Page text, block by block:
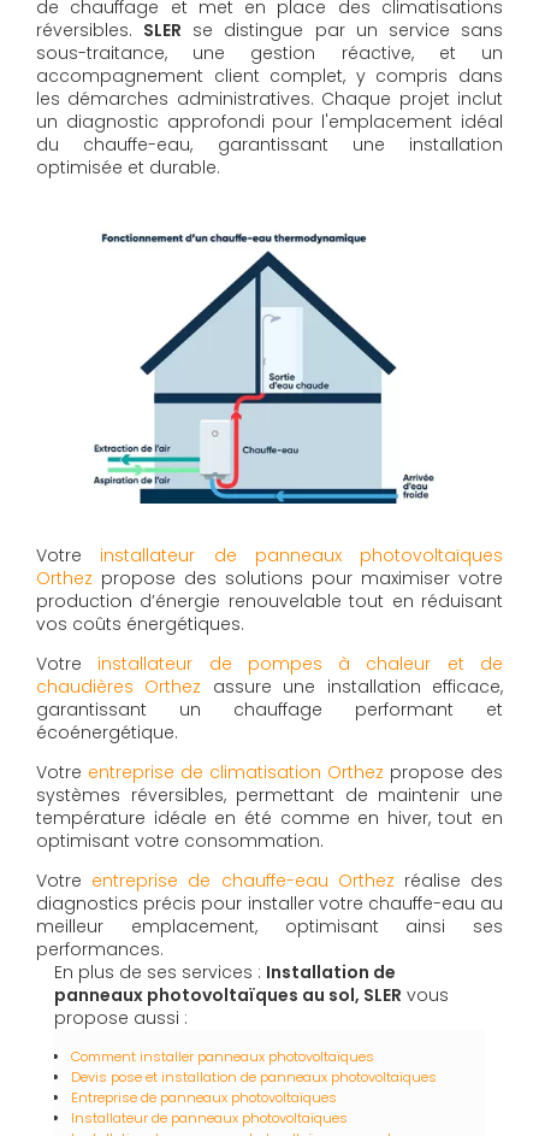
de chauffage et met en place des climatisations
réversibles. SLER se distingue par un service sans
sous-traitance, une gestion réactive, et un
accompagnement client complet, y compris dans
les démarches administratives. Chaque projet inclut
un diagnostic approfondi pour l'emplacement idéal
du chauffe-eau, garantissant une installation
optimisée et durable.
Votre installateur de panneaux photovoltaïques
Orthez propose des solutions pour maximiser votre
production d’énergie renouvelable tout en réduisant
vos coûts énergétiques.
Votre installateur de pompes à chaleur et de
chaudières Orthez assure une installation efficace,
garantissant un chauffage performant et
écoénergétique.
Votre entreprise de climatisation Orthez propose des
systèmes réversibles, permettant de maintenir une
température idéale en été comme en hiver, tout en
optimisant votre consommation.
Votre entreprise de chauffe-eau Orthez réalise des
diagnostics précis pour installer votre chauffe-eau au
meilleur emplacement, optimisant ainsi ses
performances.
En plus de ses services : Installation de
panneaux photovoltaïques au sol, SLER vous
propose aussi :
Comment installer panneaux photovoltaïques
Devis pose et installation de panneaux photovoltaïques
Entreprise de panneaux photovoltaïques
Installateur de panneaux photovoltaïques